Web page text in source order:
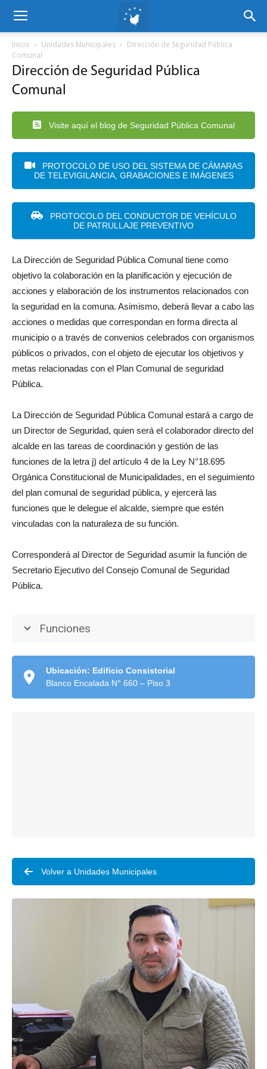
Inicio Unidades Municipales
Dirección de Seguridad Pública
Comunal
Dirección de Seguridad Pública
Comunal
Visite aquí el blog de Seguridad Pública Comunal
PROTOCOLO DE USO DEL SISTEMA DE CÁMARAS
DE TELEVIGILANCIA, GRABACIONES E IMÁGENES
PROTOCOLO DEL CONDUCTOR DE VEHÍCULO
DE PATRULLAJE PREVENTIVO
La Dirección de Seguridad Pública Comunal tiene como
objetivo la colaboración en la planificación y ejecución de
acciones y elaboración de los instrumentos relacionados con
la seguridad en la comuna. Asimismo, deberá llevar a cabo las
acciones o medidas que correspondan en forma directa al
municipio o a través de convenios celebrados con organismos
públicos o privados, con el objeto de ejecutar los objetivos y
metas relacionadas con el Plan Comunal de seguridad
Pública.
La Dirección de Seguridad Pública Comunal estará a cargo de
un Director de Seguridad, quien será el colaborador directo del
alcalde en las tareas de coordinación y gestión de las
funciones de la letra j) del artículo 4 de la Ley N°18.695
Orgánica Constitucional de Municipalidades, en el seguimiento
del plan comunal de seguridad pública, y ejercerá las
funciones que le delegue el alcalde, siempre que estén
vinculadas con la naturaleza de su función.
Corresponderá al Director de Seguridad asumir la función de
Secretario Ejecutivo del Consejo Comunal de Seguridad
Pública.
Funciones
Ubicación: Edificio Consistorial
Blanco Encalada N° 660 – Piso 3
Volver a Unidades Municipales